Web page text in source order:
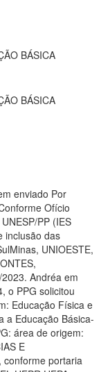
BÁSICA
BÁSICA
enviado Por
Ofício
PP (IES
inclusão das
UNIOESTE,
Andréa em
Educação Física e
a Educação Básica-
área de origem:
E
conforme portaria